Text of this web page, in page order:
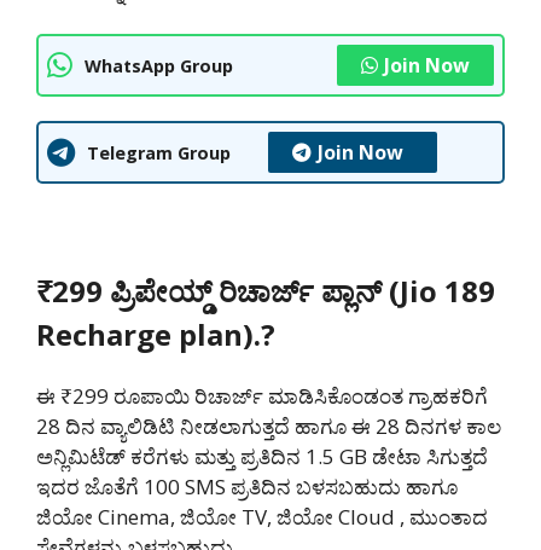
WhatsApp Group Join Now
Telegram Group Join Now
₹299 ಪ್ರಿಪೇಯ್ಡ್ ರಿಚಾರ್ಜ್ ಪ್ಲಾನ್ (Jio 189
Recharge plan).?
ಈ ₹299 ರೂಪಾಯಿ ರಿಚಾರ್ಜ್ ಮಾಡಿಸಿಕೊಂಡಂತ ಗ್ರಾಹಕರಿಗೆ
28 ದಿನ ವ್ಯಾಲಿಡಿಟಿ ನೀಡಲಾಗುತ್ತದೆ ಹಾಗೂ ಈ 28 ದಿನಗಳ ಕಾಲ
ಅನ್ಲಿಮಿಟೆಡ್ ಕರೆಗಳು ಮತ್ತು ಪ್ರತಿದಿನ 1.5 GB ಡೇಟಾ ಸಿಗುತ್ತದೆ
ಇದರ ಜೊತೆಗೆ 100 SMS ಪ್ರತಿದಿನ ಬಳಸಬಹುದು ಹಾಗೂ
ಜಿಯೋ Cinema, ಜಿಯೋ TV, ಜಿಯೋ Cloud , ಮುಂತಾದ